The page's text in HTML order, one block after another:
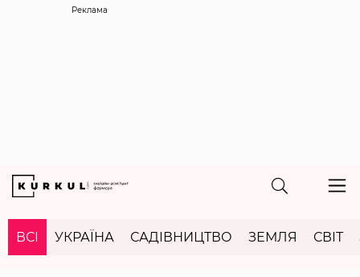
Реклама
ВСІ УКРАЇНА САДІВНИЦТВО ЗЕМЛЯ СВІТ